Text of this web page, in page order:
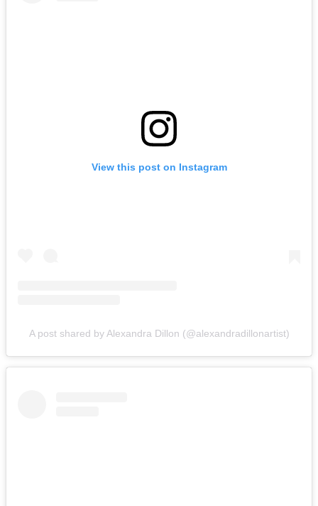
View this post on Instagram
A post shared by Alexandra Dillon (@alexandradillonartist)